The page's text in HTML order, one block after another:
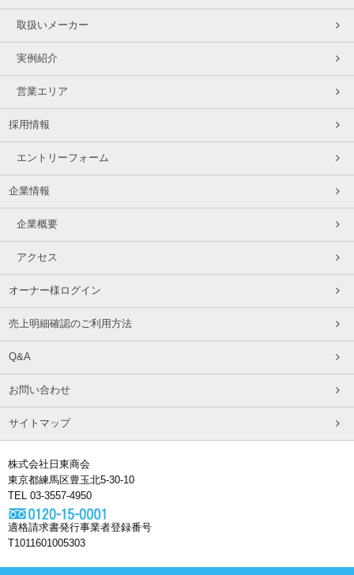
取扱いメーカー
実例紹介
営業エリア
採用情報
エントリーフォーム
企業情報
企業概要
アクセス
オーナー様ログイン
売上明細確認のご利用方法
Q&A
お問い合わせ
サイトマップ
株式会社日東商会
東京都練馬区豊玉北5-30-10
TEL 03-3557-4950
適格請求書発行事業者登録番号
T1011601005303